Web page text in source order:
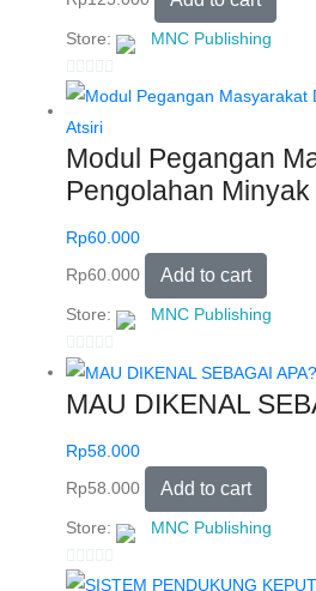
Store: MNC Publishing
0
o
t
o
5
Modul Pegangan
Pengolahan Minyak
Rp60.000
Rp60.000 Add to cart
Store: MNC Publishing
0
o
u
t
f
5
MAU DIKENAL
Rp58.000
Rp58.000 Add to cart
Store: MNC Publishing
0